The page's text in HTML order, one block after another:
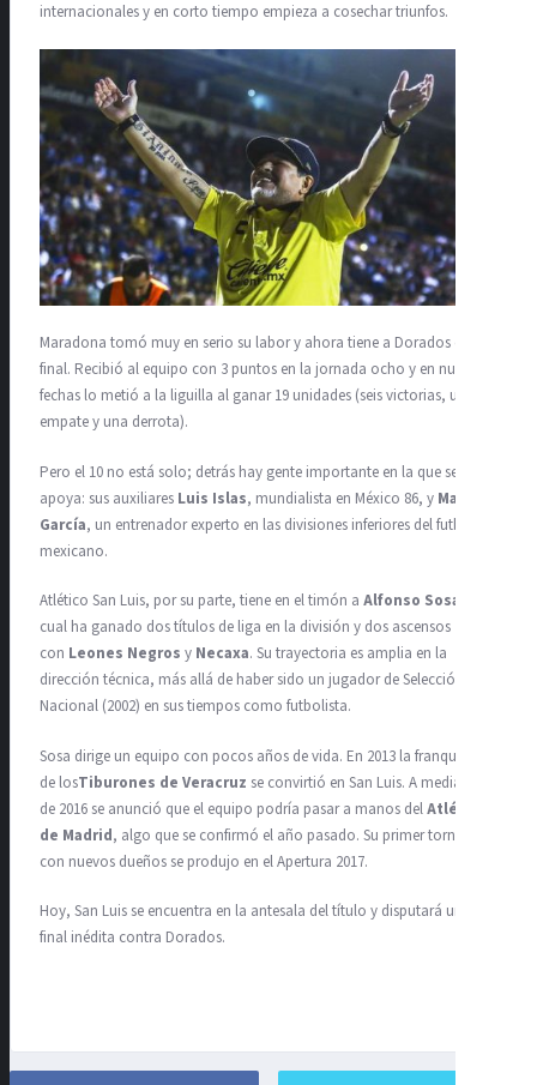
internacionales y en corto tiempo empieza a cosechar triunfos.
Maradona tomó muy en serio su labor y ahora tiene a Dorados en la
final. Recibió al equipo con 3 puntos en la jornada ocho y en nueve
fechas lo metió a la liguilla al ganar 19 unidades (seis victorias, un
empate y una derrota).
Pero el 10 no está solo; detrás hay gente importante en la que se
apoya: sus auxiliares Luis Islas, mundialista en México 86, y Mario
García, un entrenador experto en las divisiones inferiores del futbol
mexicano.
Atlético San Luis, por su parte, tiene en el timón a Alfonso Sosa
cual ha ganado dos títulos de liga en la división y dos ascensos
con Leones Negros y Necaxa. Su trayectoria es amplia en la
dirección técnica, más allá de haber sido un jugador de Selección
Nacional (2002) en sus tiempos como futbolista.
Sosa dirige un equipo con pocos años de vida. En 2013 la franquicia
de losTiburones de Veracruz se convirtió en San Luis. A mediados
de 2016 se anunció que el equipo podría pasar a manos delAtlético
de Madrid, algo que se confirmó el año pasado. Su primer torneo
con nuevos dueños se produjo en el Apertura 2017.
Hoy, San Luis se encuentra en la antesala del título y disputará una
final inédita contra Dorados.